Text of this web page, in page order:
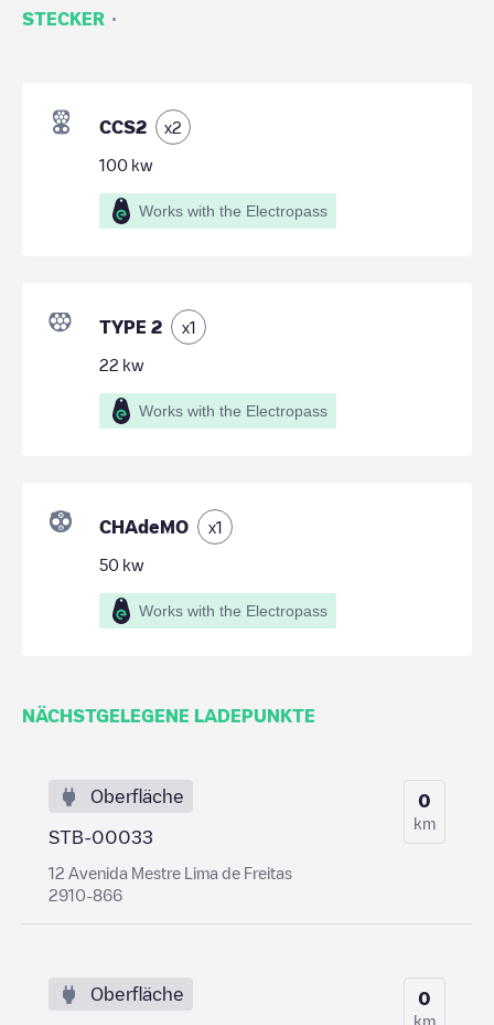
STECKER ·
CCS2 x2
100 kw
Works with the Electropass
TYPE 2 x1
22 kw
Works with the Electropass
CHAdeMO x1
50 kw
Works with the Electropass
NÄCHSTGELEGENE LADEPUNKTE
Oberfläche
STB-00033
12 Avenida Mestre Lima de Freitas
2910-866
0
km
Oberfläche 0
km